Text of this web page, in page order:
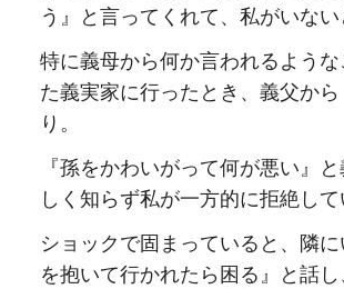
う』と言ってくれて、私がいな
特に義母から何か言われるよう
た義実家に行ったとき、義父から
り。
『孫をかわいがって何が悪い』
しく知らず私が一方的に拒絶し
ショックで固まっていると、隣
を抱いて行かれたら困る』と話